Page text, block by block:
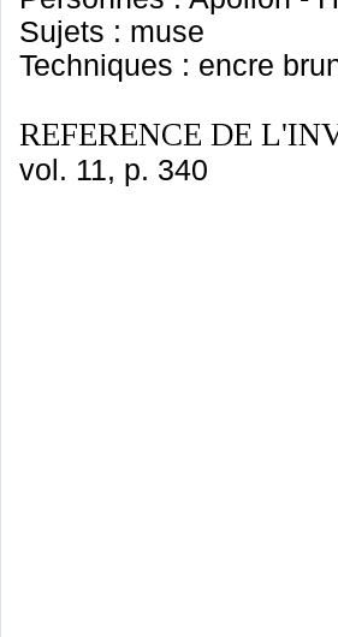
Sujets : muse
Techniques : encre
REFERENCE DE
vol. 11, p. 340